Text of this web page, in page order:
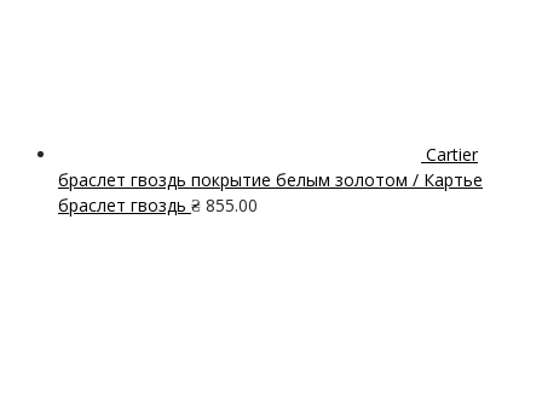
Cartier
браслет гвоздь покрытие белым золотом / Картье
браслет гвоздь ₴ 855.00